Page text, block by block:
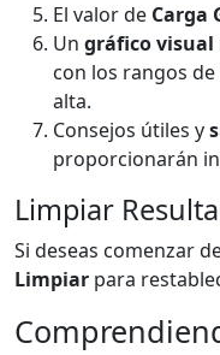
El valor de Carga
Un gráfico visual
con los rangos
alta.
Consejos útiles y
proporcionarán
Limpiar
Si deseas comenzar
Limpiar para